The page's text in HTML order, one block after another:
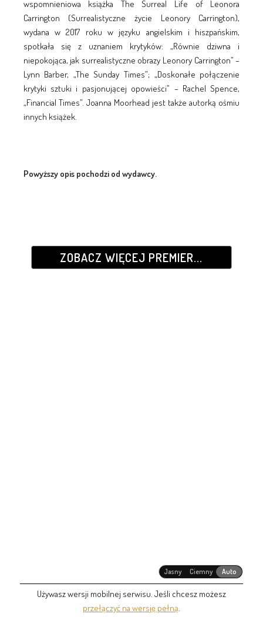
wspomnieniowa książka The Surreal Life of Leonora
Carrington (Surrealistyczne życie Leonory Carrington),
wydana w 2017 roku w języku angielskim i hiszpańskim,
spotkała się z uznaniem krytyków: „Równie dziwna i
niepokojąca, jak surrealistyczne obrazy Leonory Carrington” –
Lynn Barber, „The Sunday Times”; „Doskonałe połączenie
krytyki sztuki i pasjonującej opowieści” – Rachel Spence,
„Financial Times”. Joanna Moorhead jest także autorką ośmiu
innych książek.
Powyższy opis pochodzi od wydawcy.
ZOBACZ WIĘCEJ PREMIER...
Jasny Ciemny Auto
Używasz wersji mobilnej serwisu. Jeśli chcesz możesz
przełączyć na wersję pełną